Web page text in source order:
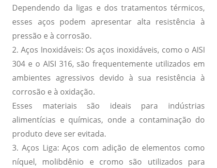
Dependendo da ligas e dos tratamentos térmicos,
esses aços podem apresentar alta resistência à
pressão e à corrosão.
2. Aços Inoxidáveis: Os aços inoxidáveis, como o AISI
304 e o AISI 316, são frequentemente utilizados em
ambientes agressivos devido à sua resistência à
corrosão e à oxidação.
Esses materiais são ideais para indústrias
alimentícias e químicas, onde a contaminação do
produto deve ser evitada.
3. Aços Liga: Aços com adição de elementos como
níquel, molibdênio e cromo são utilizados para